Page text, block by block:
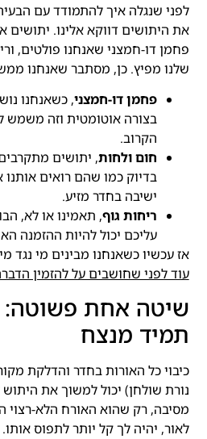
לפני שנגלה איך להתמודד עם
את היתושים דווקא אלינו. יתושים
פחמן דו-חמצני שאנחנו פולטים,
שלנו מפיץ. כן, מסתבר שאנחנו ממש
פחמן דו-חמצני, כשאנחנו
הקרוב.
חום ולחות, יתושים
בדיוק כמו שהם רואים
ישיבה בחדר מזיע.
ריחות גוף, תאמינו או לא,
עליכם יכול להיות ההזמנה
אז עכשיו כשאנחנו מבינים מי נגד
עוד לפני שחושבים על להזמין
שיטה אחת פשוטה:
תמיד מנצח
כיבוי כל האורות בחדר והדלקת
נורת שולחן) יכול למשוך את
מסיבה, רק שהוא האורח הלא-רצוי
לאור, יהיה לך קל יותר לתפוס אותו.